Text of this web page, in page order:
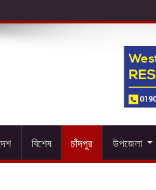
বিশেষ চাঁদপুর উপজেলা